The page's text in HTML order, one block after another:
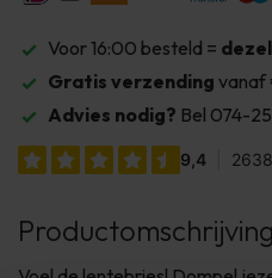
Voor 16:00 besteld =
Gratis verzending vanaf
Advies nodig? Bel 074-
Productomschrijving